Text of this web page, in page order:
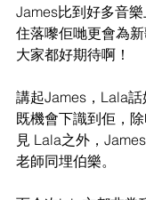
James比到好多音
住落嚟佢哋更會為
大家都好期待啊！
講起James，Lala
既機會下識到佢，
見 Lala之外，
老師同埋伯樂。